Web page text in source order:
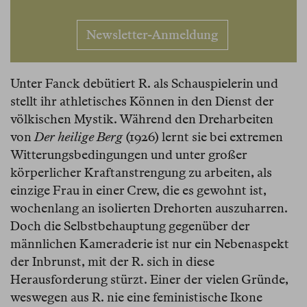
Newsletter-Anmeldung
Unter Fanck debütiert R. als Schauspielerin und
stellt ihr athletisches Können in den Dienst der
völkischen Mystik. Während den Dreharbeiten
vonDer heilige Berg(1926) lernt sie bei extremen
Witterungsbedingungen und unter großer
körperlicher Kraftanstrengung zu arbeiten, als
einzige Frau in einer Crew, die es gewohnt ist,
wochenlang an isolierten Drehorten auszuharren.
Doch die Selbstbehauptung gegenüber der
männlichen Kameraderie ist nur ein Nebenaspekt
der Inbrunst, mit der R. sich in diese
Herausforderung stürzt. Einer der vielen Gründe,
weswegen aus R. nie eine feministische Ikone